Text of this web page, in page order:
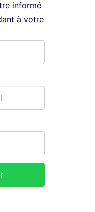
informé
à votre